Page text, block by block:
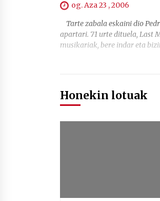
og. Aza 23 , 2006
Tarte zabala eskaini dio
apartari. 71 urte dituela, Last
musikariak, bere indar eta
Honekin lotuak